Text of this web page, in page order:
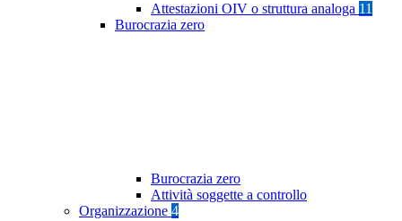
Attestazioni OIV o struttura analoga 11
Burocrazia zero
Burocrazia zero
Attività soggette a controllo
Organizzazione 4